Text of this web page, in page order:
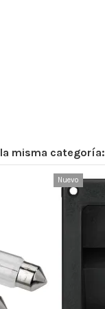
misma categoría:
Nuevo